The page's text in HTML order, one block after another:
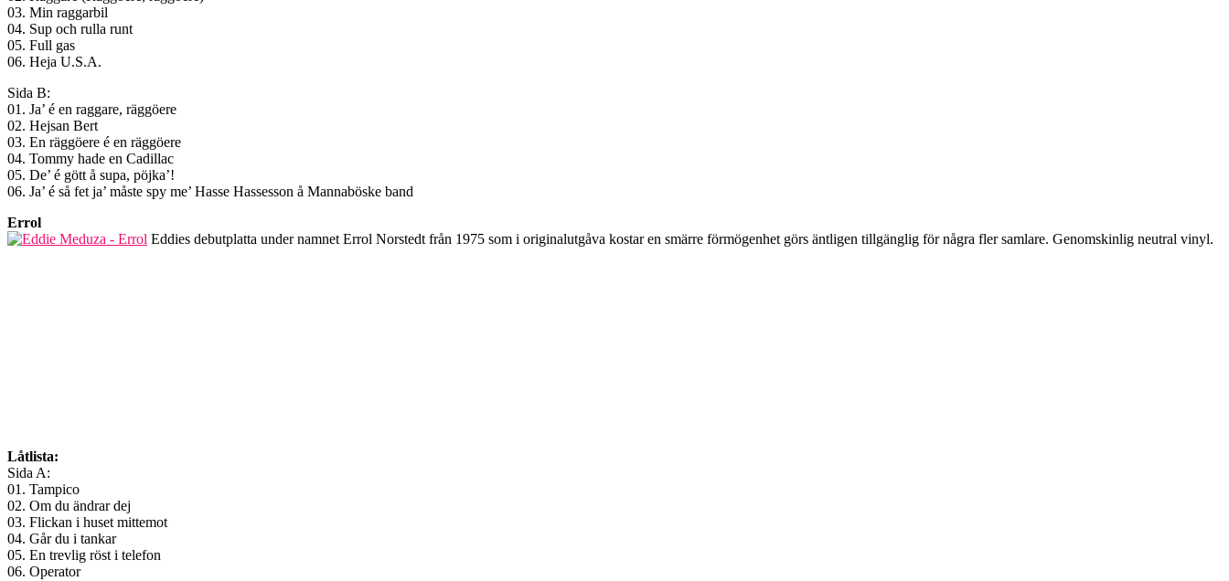
03. Min raggarbil
04. Sup och rulla runt
05. Full gas
06. Heja U.S.A.
Sida B:
01. Ja’ é en raggare, räggöere
02. Hejsan Bert
03. En räggöere é en räggöere
04. Tommy hade en Cadillac
05. De’ é gött å supa, pöjka’!
06. Ja’ é så fet ja’ måste spy me’ Hasse Hassesson å Mannaböske band
Errol
Eddies debutplatta under namnet Errol Norstedt från 1975 som i originalutgåva kostar en smärre förmögenhet görs äntligen tillgänglig för några fler samlare. Genomskinlig neutral vinyl.
Låtlista:
Sida A:
01. Tampico
02. Om du ändrar dej
03. Flickan i huset mittemot
04. Går du i tankar
05. En trevlig röst i telefon
06. Operator